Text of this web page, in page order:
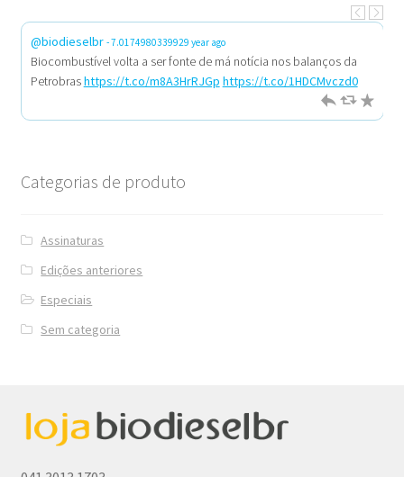
@biodieselbr - 7.0174980339929 year ago
Biocombustível volta a ser fonte de má notícia nos balanços da
Petrobrashttps://t.co/m8A3HrRJGp https://t.co/1HDCMvczd0
h J R
Categorias de produto
Assinaturas
Edições anteriores
Especiais
Sem categoria